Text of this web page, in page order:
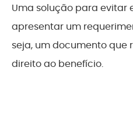
Uma solução para evitar
apresentar um
seja, um documento que
direito ao benefício.